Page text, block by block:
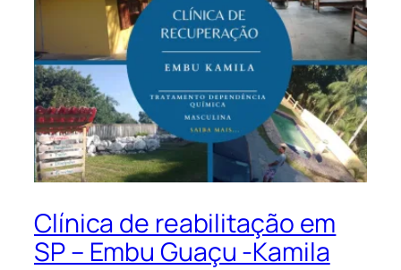
Clínica de reabilitação em
SP – Embu Guaçu -Kamila